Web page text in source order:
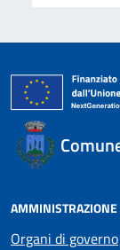
AMMINISTRAZIONE
Organi di governo